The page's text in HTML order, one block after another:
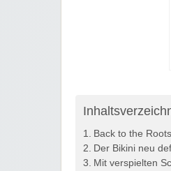
Back to the Roots
Der Bikini neu
Mit verspielten